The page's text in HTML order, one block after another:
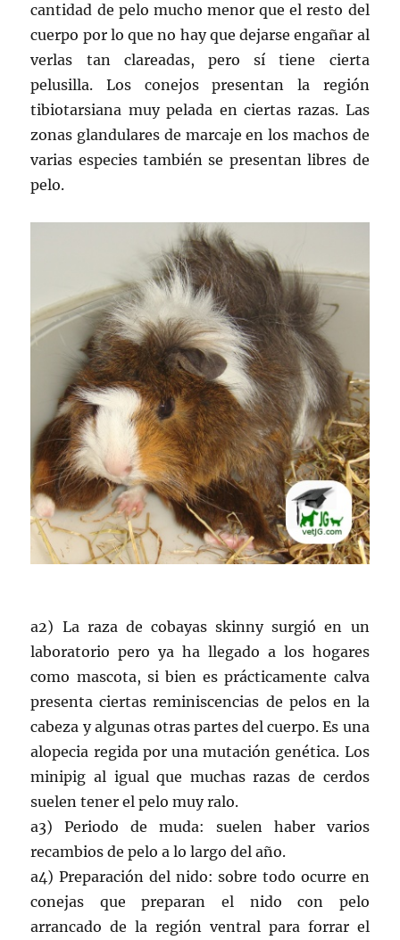
cantidad de pelo mucho menor que el resto del
cuerpo por lo que no hay que dejarse engañar al
verlas tan clareadas, pero sí tiene cierta
pelusilla. Los conejos presentan la región
tibiotarsiana muy pelada en ciertas razas. Las
zonas glandulares de marcaje en los machos de
varias especies también se presentan libres de
pelo.
a2) La raza de cobayas skinny surgió en un
laboratorio pero ya ha llegado a los hogares
como mascota, si bien es prácticamente calva
presenta ciertas reminiscencias de pelos en la
cabeza y algunas otras partes del cuerpo. Es una
alopecia regida por una mutación genética. Los
minipig al igual que muchas razas de cerdos
suelen tener el pelo muy ralo.
a3) Periodo de muda: suelen haber varios
recambios de pelo a lo largo del año.
a4) Preparación del nido: sobre todo ocurre en
conejas que preparan el nido con pelo
arrancado de la región ventral para forrar el